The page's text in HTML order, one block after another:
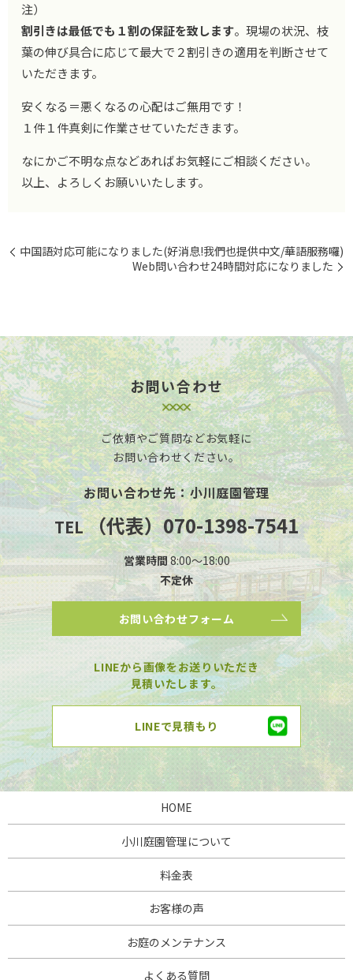
注）
割引きは最低でも１割の保証を致します。現場の状況、枝
葉の伸び具合に応じて最大で２割引きの適用を判断させて
いただきます。
安くなる＝悪くなるの心配はご無用です！
１件１件真剣に作業させていただきます。
なにかご不明な点などあればお気軽にご相談ください。
以上、よろしくお願いいたします。
中国語対応可能になりました(好消息!我們也提供中文/華語服務囉)
Web問い合わせ24時間対応になりました
お問い合わせ
ご依頼やご質問などお気軽に
お問い合わせください。
お問い合わせ先：小川庭園管理
TEL（代表）070-1398-7541
営業時間8:00～18:00
不定休
お問い合わせフォーム
LINEから画像をお送りいただき
見積いたします。
LINEで見積もり
HOME
小川庭園管理について
料金表
お客様の声
お庭のメンテナンス
よくある質問